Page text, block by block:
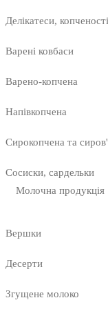
Делікатеси,
Варені ковбаси
Варено-копчена
Напівкопчена
Сирокопчена та
Сосиски, сардельки
Молочна продукція
Вершки
Десерти
Згущене молоко